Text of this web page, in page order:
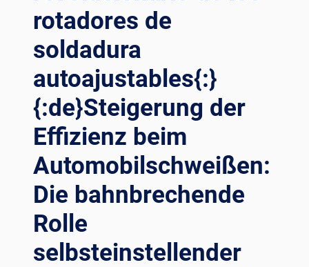
rotadores de
soldadura
autoajustables{:}
{:de}Steigerung der
Effizienz beim
Automobilschweißen:
Die bahnbrechende
Rolle
selbsteinstellender